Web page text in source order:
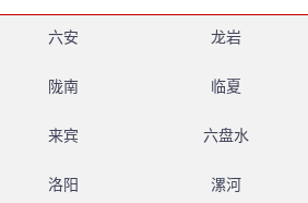
六安 龙岩
陇南 临夏
来宾 六盘水
洛阳 漯河